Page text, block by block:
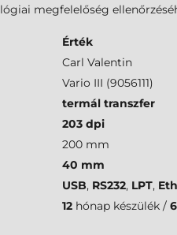
megfelelőség
Érték
Carl Valentin
Vario III (9056111)
termál transzfer
203 dpi
200 mm
40 mm
USB, RS232, LPT,
12 hónap készülék / 6